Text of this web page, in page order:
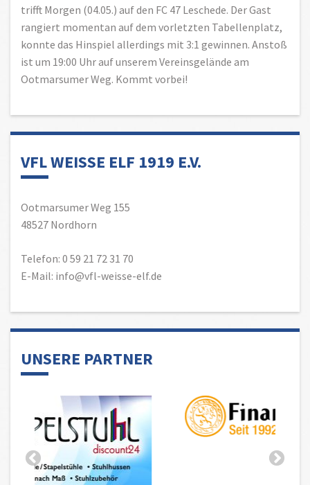
trifft Morgen (04.05.) auf den FC 47 Leschede. Der Gast
rangiert momentan auf dem vorletzten Tabellenplatz,
konnte das Hinspiel allerdings mit 3:1 gewinnen. Anstoß
ist um 19:00 Uhr auf unserem Vereinsgelände am
Ootmarsumer Weg. Kommt vorbei!
VFL WEISSE ELF 1919 E.V.
Ootmarsumer Weg 155
48527 Nordhorn
Telefon: 0 59 21 72 31 70
E-Mail: info@vfl-weisse-elf.de
UNSERE PARTNER